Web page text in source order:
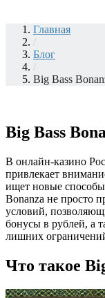
Главная
/
Блог
/
Big Bass
Big Bass
В онлайн‑казино
привлекает
ищет новые
Bonanza не просто
условий,
бонусы в рублей, а
лишних
Что такое